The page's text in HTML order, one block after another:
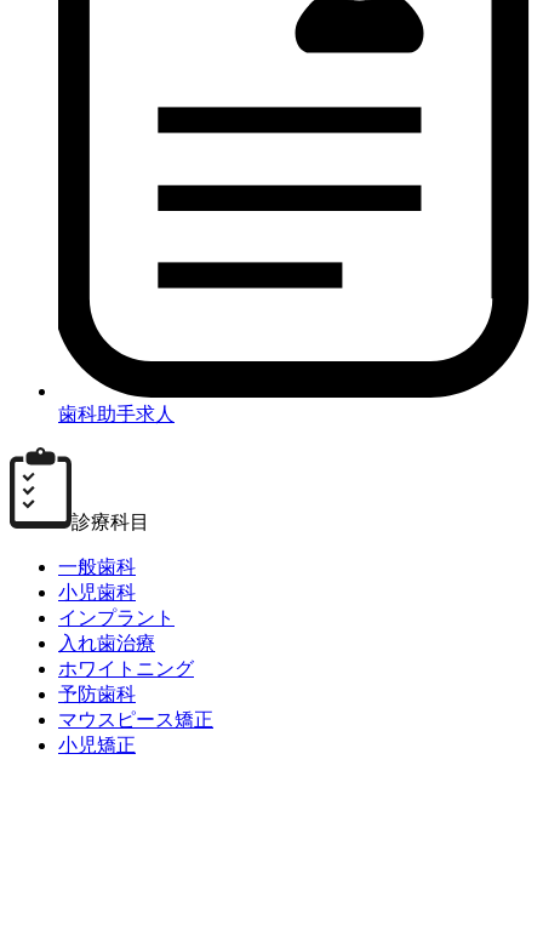
歯科助手求人
診療科目
一般歯科
小児歯科
インプラント
入れ歯治療
ホワイトニング
予防歯科
マウスピース矯正
小児矯正